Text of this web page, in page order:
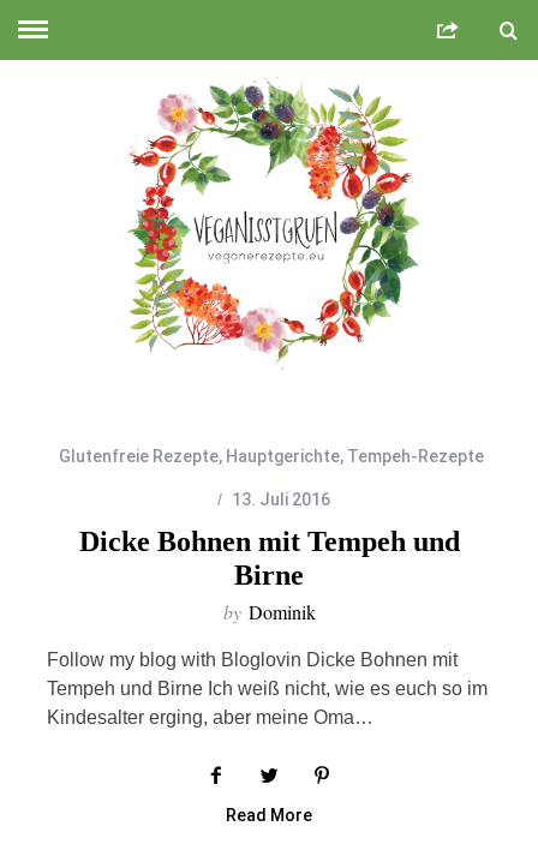
Glutenfreie Rezepte, Hauptgerichte, Tempeh-Rezepte
13. Juli 2016
Dicke Bohnen mit Tempeh und
Birne
by Dominik
Follow my blog with Bloglovin Dicke Bohnen mit
Tempeh und Birne Ich weiß nicht, wie es euch so im
Kindesalter erging, aber meine Oma…
Read More